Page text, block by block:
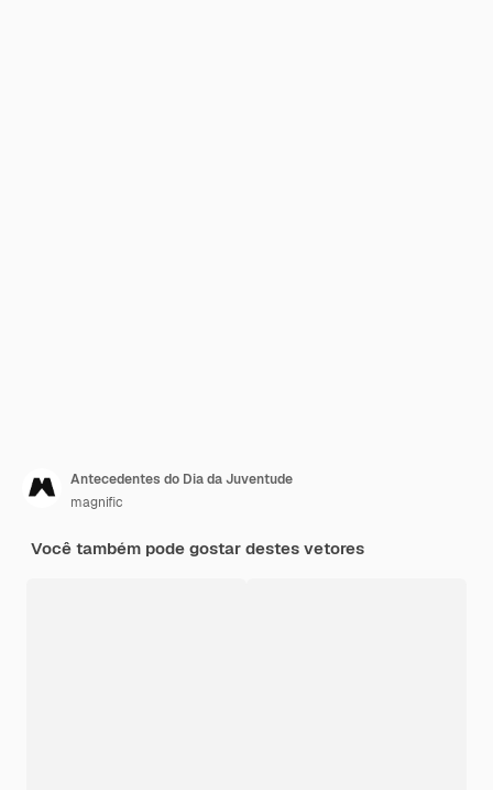
Antecedentes do Dia da Juventude
magnific
Você também pode gostar destes vetores